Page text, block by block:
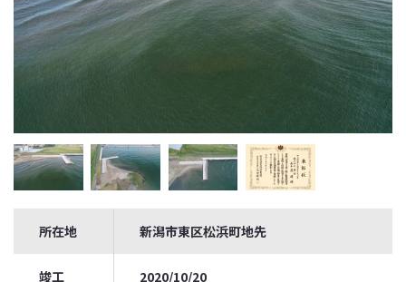
所在地 新潟市東区松浜町地先
竣工 2020/10/20